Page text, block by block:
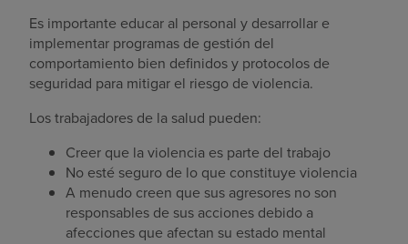
Es importante educar al personal y desarrollar e
implementar programas de gestión del
comportamiento bien definidos y protocolos de
seguridad para mitigar el riesgo de violencia.
Los trabajadores de la salud pueden:
Creer que la violencia es parte del trabajo
No esté seguro de lo que constituye violencia
A menudo creen que sus agresores no son
responsables de sus acciones debido a
afecciones que afectan su estado mental